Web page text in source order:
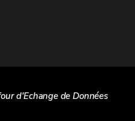
d'Echange de Données